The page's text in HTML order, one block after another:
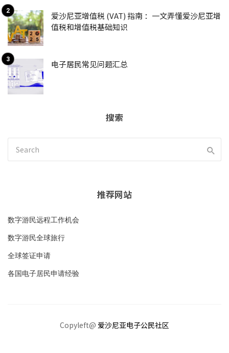
爱沙尼亚增值税 (VAT) 指南 ：一文弄懂爱沙尼亚增
值税和增值税基础知识
电子居民常见问题汇总
搜索
推荐网站
数字游民远程工作机会
数字游民全球旅行
全球签证申请
各国电子居民申请经验
Copyleft@ 爱沙尼亚电子公民社区